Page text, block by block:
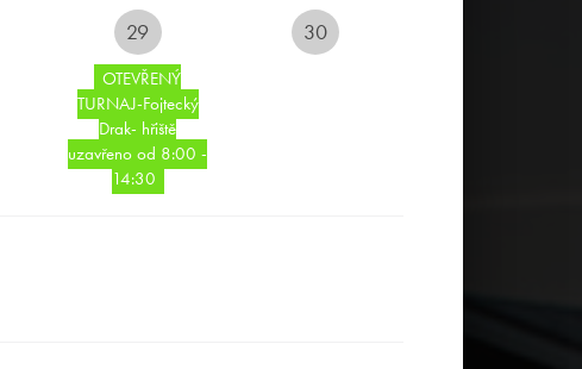
29
OTEVŘENÝ
TURNAJ-Fojtecký
Drak- hřiště
uzavřeno od 8:00 -
14:30
30